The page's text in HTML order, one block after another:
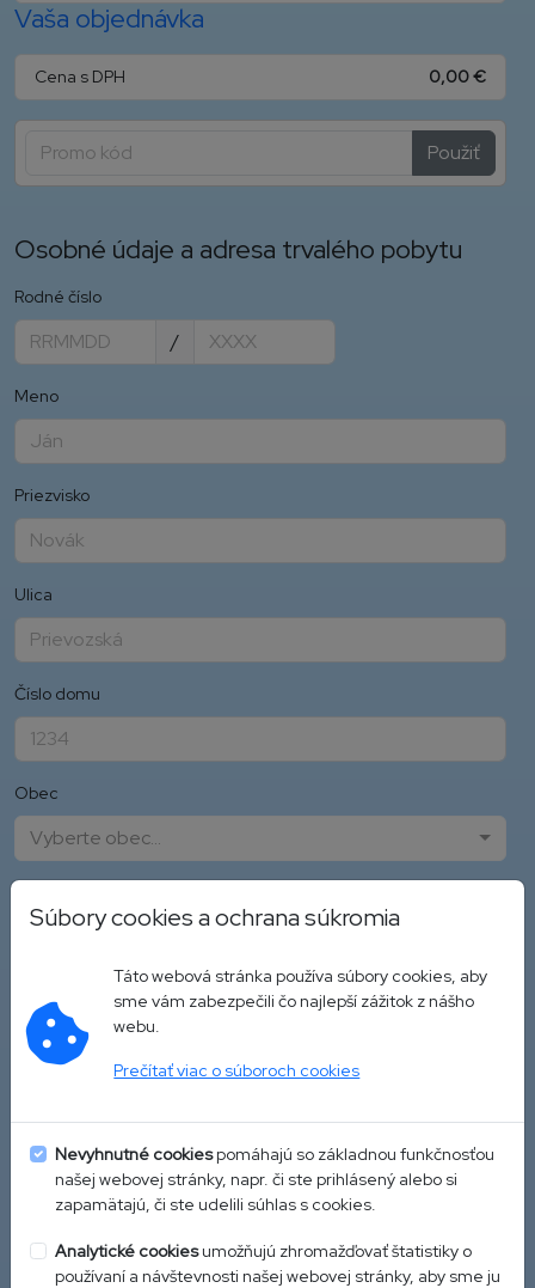
Vaša objednávka
Cena s DPH 0,00 €
Použiť
Osobné údaje a adresa trvalého pobytu
Rodné číslo
/
Meno
Priezvisko
Ulica
Číslo domu
Obec
Vyberte obec...
Poistenie
Prihlasovacie a kontaktné údaje
Súbory cookies a ochrana súkromia
Táto webová stránka používa súbory cookies, aby
sme vám zabezpečili čo najlepší zážitok z nášho
webu.
Prečítať viac o súboroch cookies
Nevyhnutné cookies pomáhajú so základnou funkčnosťou
našej webovej stránky, napr. či ste prihlásený alebo si
zapamätajú, či ste udelili súhlas s cookies.
Analytické cookies umožňujú zhromažďovať štatistiky o
používaní a návštevnosti našej webovej stránky, aby sme ju